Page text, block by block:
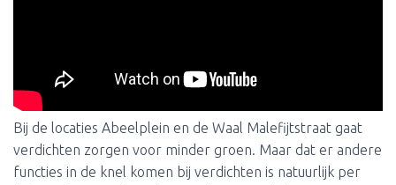
Bij de locaties Abeelplein en de Waal Malefijtstraat gaat
verdichten zorgen voor minder groen. Maar dat er andere
functies in de knel komen bij verdichten is natuurlijk per